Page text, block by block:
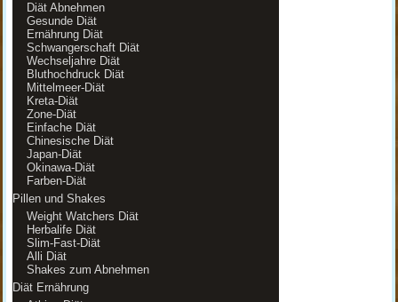
Diät Abnehmen
Gesunde Diät
Ernährung Diät
Schwangerschaft Diät
Wechseljahre Diät
Bluthochdruck Diät
Mittelmeer-Diät
Kreta-Diät
Zone-Diät
Einfache Diät
Chinesische Diät
Japan-Diät
Okinawa-Diät
Farben-Diät
Pillen und Shakes
Weight Watchers Diät
Herbalife Diät
Slim-Fast-Diät
Alli Diät
Shakes zum Abnehmen
Diät Ernährung